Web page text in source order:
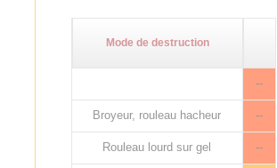
Mode de destruction
--
Broyeur, rouleau hacheur --
Rouleau lourd sur gel --